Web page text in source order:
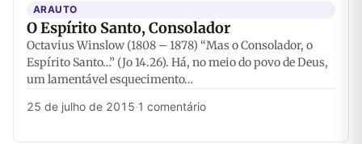
ARAUTO
O Espírito Santo, Consolador
Octavius Winslow (1808 – 1878) “Mas o Consolador, o
Espírito Santo…” (Jo 14.26). Há, no meio do povo de Deus,
um lamentável esquecimento…
25 de julho de 2015·1 comentário